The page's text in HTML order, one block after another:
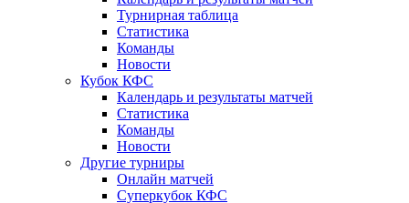
Турнирная таблица
Статистика
Команды
Новости
Кубок КФС
Календарь и результаты матчей
Статистика
Команды
Новости
Другие турниры
Онлайн матчей
Суперкубок КФС